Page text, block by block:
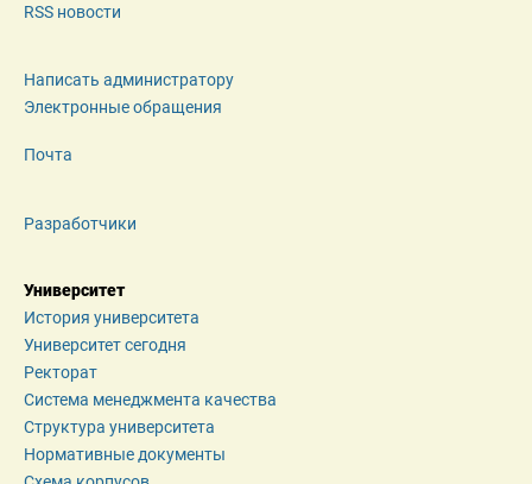
RSS новости
Написать администратору
Электронные обращения
Почта
Разработчики
Университет
История университета
Университет сегодня
Ректорат
Система менеджмента качества
Структура университета
Нормативные документы